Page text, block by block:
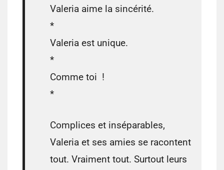
Valeria aime la sincérité.
*
Valeria est unique.
*
Comme toi !
*
Complices et inséparables,
Valeria et ses amies se racontent
tout. Vraiment tout. Surtout leurs